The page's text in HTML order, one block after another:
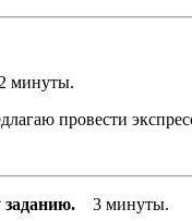
минуты.
провести
заданию. 3 минуты.